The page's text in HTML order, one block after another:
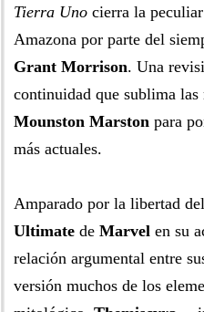
Tierra Uno cierra la
Amazona por parte del
Grant Morrison. Una
continuidad que sublima
Mounston Marston para
más actuales.
Amparado por la libertad
Ultimate de Marvel en su
relación argumental entre
versión muchos de los